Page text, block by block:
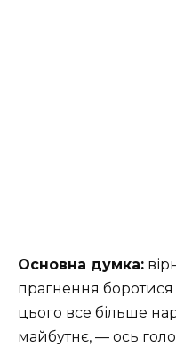
Основна думка:
прагнення боротися
цього все більше
майбутнє, — ось